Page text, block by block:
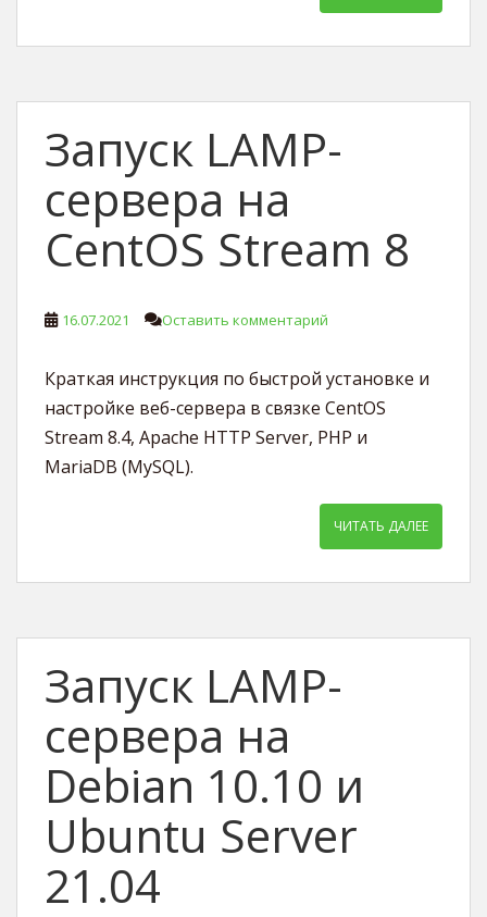
Запуск LAMP-
сервера на
CentOS Stream 8
16.07.2021 Оставить комментарий
Краткая инструкция по быстрой установке и
настройке веб-сервера в связке CentOS
Stream 8.4, Apache HTTP Server, PHP и
MariaDB (MySQL).
ЧИТАТЬ ДАЛЕЕ
Запуск LAMP-
сервера на
Debian 10.10 и
Ubuntu Server
21.04